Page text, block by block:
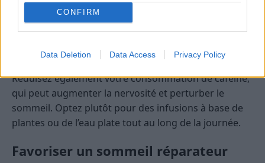
CONFIRM
Data Deletion Data Access Privacy Policy
rapides, en gras saturés ou en substances excitantes
peut accentuer l’anxiété. Privilégiez des aliments
fruits, légumes, poissons gras, noix et graines.
Réduisez également votre consommation de caféine,
qui peut augmenter la nervosité et perturber le
sommeil. Optez plutôt pour des infusions à base de
plantes ou de l’eau plate tout au long de la journée.
Favoriser un sommeil réparateur